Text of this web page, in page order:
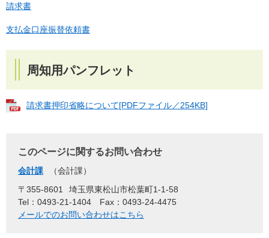
請求書
支払金口座振替依頼書
周知用パンフレット
請求書押印省略について[PDFファイル／254KB]
このページに関するお問い合わせ
会計課
会計課
〒355-8601
埼玉県東松山市松葉町1-1-58
Tel：0493-21-1404
Fax：0493-24-4475
メールでのお問い合わせはこちら